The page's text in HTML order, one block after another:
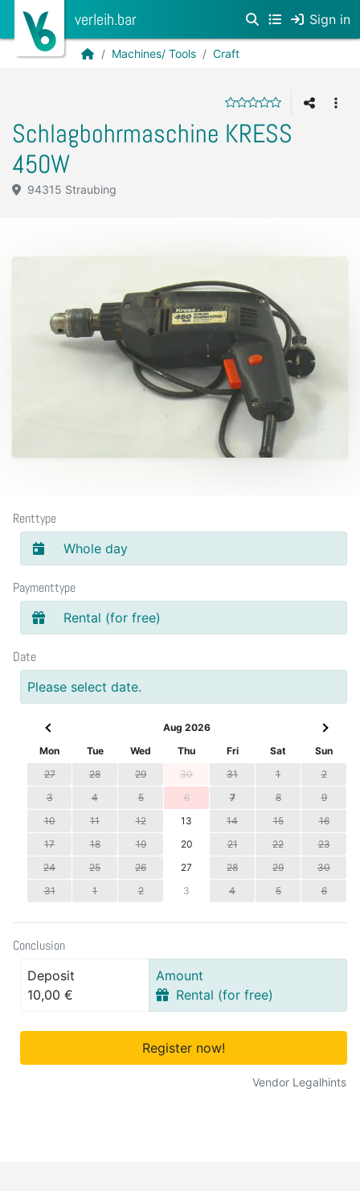
verleih.bar Sign in
Machines/ Tools Craft
Schlagbohrmaschine KRESS
450W
94315 Straubing
Renttype
Whole day
Paymenttype
Rental (for free)
Date
Please select date.
Aug 2026
Mon
Tue Wed Thu Fri Sat
Sun
27
28 29 30 31 1
2
3
4 5 6 7 8
9
10
11 12 13 14 15
16
17
18 19 20 21 22
23
24
25 26 27 28 29
30
31
1 2 3 4 5 6
Conclusion
Deposit
10,00 €
Amount
Rental (for free)
Register now!
Vendor Legalhints